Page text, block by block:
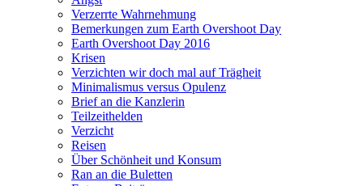
Verzerrte Wahrnehmung
Bemerkungen zum Earth Overshoot Day
Earth Overshoot Day 2016
Krisen
Verzichten wir doch mal auf Trägheit
Minimalismus versus Opulenz
Brief an die Kanzlerin
Teilzeithelden
Verzicht
Reisen
Über Schönheit und Konsum
Ran an die Buletten